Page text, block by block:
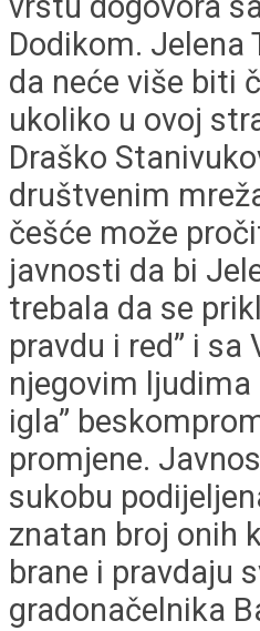
Dodikom. Jelena
da neće više biti
ukoliko u ovoj
Draško
društvenim
češće može
javnosti da bi
trebala da se
pravdu i red” i sa
njegovim ljudima
igla”
promjene.
sukobu
znatan broj onih
brane i pravdaju
gradonačelnika